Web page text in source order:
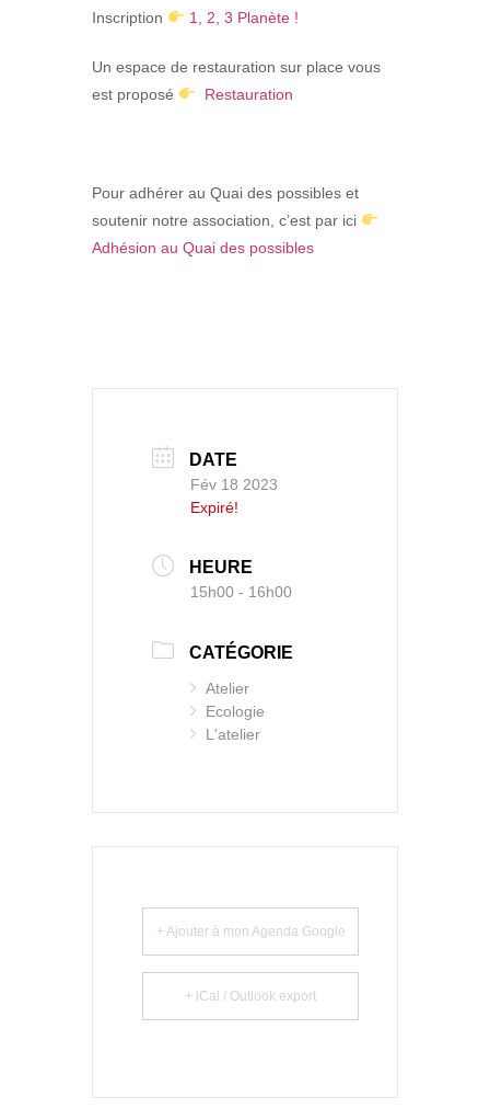
Inscription 1, 2, 3 Planète !
Un espace de restauration sur place vous
est proposé
Restauration
Pour adhérer au Quai des possibles et
soutenir notre association, c’est par ici
Adhésion au Quai des possibles
DATE
Fév 18 2023
Expiré!
HEURE
15h00 - 16h00
CATÉGORIE
Atelier
Ecologie
L'atelier
+ Ajouter à mon Agenda Google
+ iCal / Outlook export